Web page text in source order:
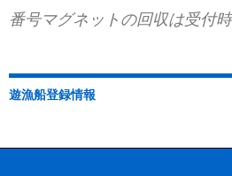
番号マグネットの回収は受付時
遊漁船登録情報